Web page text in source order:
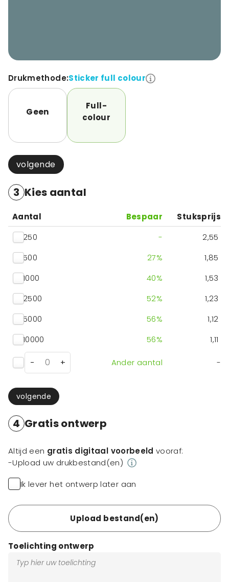
Drukmethode:Sticker full colour
Geen
Full-
colour
volgende
3 Kies aantal
Aantal Bespaar
Stuksprijs
250
-
2,55
500
27%
1,85
1000
40%
1,53
2500
52%
1,23
5000
56%
1,12
10000
56% 1,11
- + Ander aantal -
volgende
4 Gratis ontwerp
Altijd een gratis digitaal voorbeeld vooraf:
-Upload uw drukbestand(en)
Ik lever het ontwerp later aan
Upload bestand(en)
Toelichting ontwerp